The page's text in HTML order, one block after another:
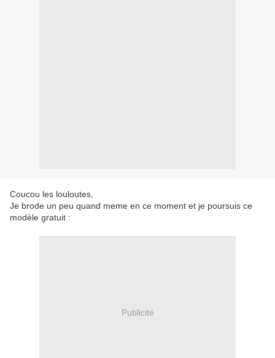
Coucou les louloutes,
Je brode un peu quand meme en ce moment et je poursuis ce
modèle gratuit :
Publicité